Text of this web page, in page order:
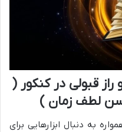
قبولی در کنکور (
لطف زمان )
به دنبال ابزارهایی برای